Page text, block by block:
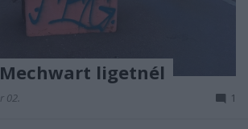
ligetnél
02. 1